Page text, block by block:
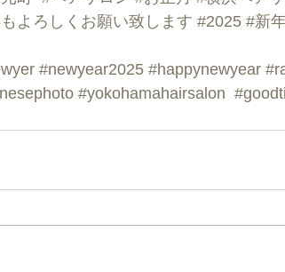
よろしくお願い致します #2025 #新
#newyear2025 #happynewyear
#yokohamahairsalon